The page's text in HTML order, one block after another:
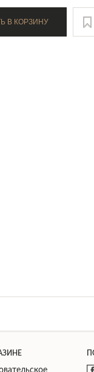
ДОБАВИТЬ В КОРЗИНУ